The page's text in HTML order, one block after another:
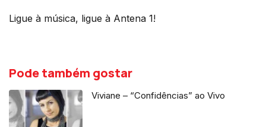
Ligue à música, ligue à Antena 1!
Pode também gostar
Viviane – “Confidências” ao Vivo